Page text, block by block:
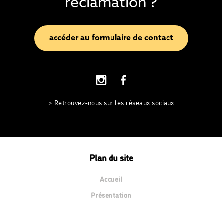
réclamation ?
accéder au formulaire de contact
> Retrouvez-nous sur les réseaux sociaux
Plan du site
Accueil
Présentation